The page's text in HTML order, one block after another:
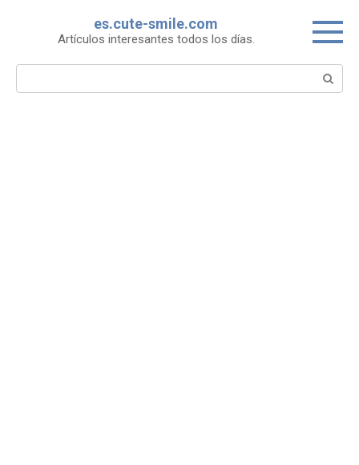
es.cute-smile.com
Artículos interesantes todos los días.
Search: